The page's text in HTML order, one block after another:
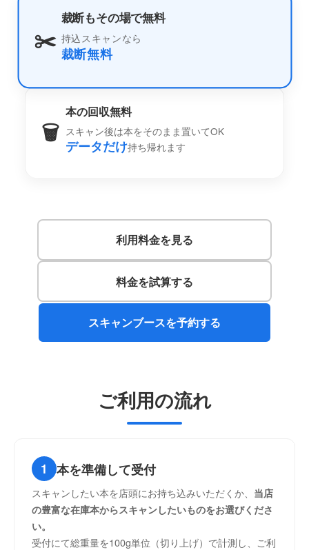
✂️
裁断もその場で無料
持込スキャンなら
裁断無料
🗑️
本の回収無料
スキャン後は本をそのまま置いてOK
データだけ持ち帰れます
利用料金を見る
料金を試算する
スキャンブースを予約する
ご利用の流れ
1 本を準備して受付
スキャンしたい本を店頭にお持ち込みいただくか、 当店
の豊富な在庫本からスキャンしたいものをお選びくださ
い。
受付にて総重量を100g単位（切り上げ）で計測し、ご利